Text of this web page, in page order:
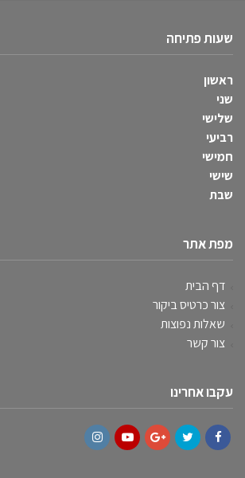
שעות פתיחה
ראשון
שני
שלישי
רביעי
חמישי
שישי
שבת
מפת אתר
דף הבית
צור כרטיס ביקור
שאלות נפוצות
צור קשר
עקבו אחרינו